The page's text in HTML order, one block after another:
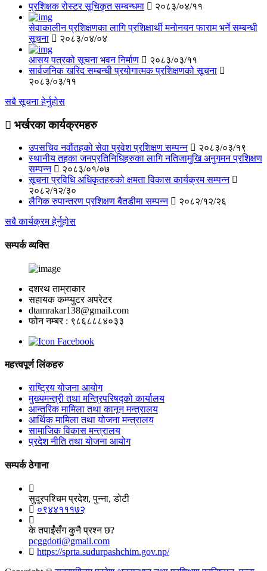
प्रशिक्षक रोस्टर सूचिकृत सम्बन्धमा २०८३/०४/११
सेवाकालीन प्रशिक्षणका लागि प्रशिक्षार्थी मनोनयन फाराम भर्ने सम्बन्धी
सूचना
२०८३/०४/०४
आसय पत्रको सूचना भवन निर्माण
२०८३/०३/११
सार्वजनिक खरिद सम्‍बन्‍धी प्रयोगात्‍मक प्रशिक्षणको सूचना
२०८३/०३/११
सबै सूचना हेर्नुहोस
भर्खरका कार्यक्रमहरु
उपसचिव नवौंतहको सेवा प्रवेश प्रशिक्षण सम्‍पन्‍न
२०८३/०३/१९
स्‍थानीय तहका जनप्रतिनिधिहरुका लागि नतिजामुखि अनुगमन प्रशिक्षण
सम्‍पन्‍न
२०८३/०१/०७
सूचना प्रविधि अधिकृतहरुको क्षमता विकास कार्यक्रम सम्‍पन्‍न
२०८२/१२/३०
लै‌गिक रुपान्‍तरण प्रशिक्षण बैतडीमा सम्‍पन्‍न
२०८२/१२/२६
सबै कार्यक्रम हेर्नुहोस
सम्पर्क व्यक्ति
दशरथ ताम्राकार
सहायक कम्प्युटर अपरेटर
dtamrakar138@gmail.com
फोन नम्बर : ९८६८८८४०३३
Facebook
महत्त्वपूर्ण लिंकहरु
राष्ट्रिय योजना आयोग
मुख्यमन्त्री तथा मन्त्रिपरिषद्को कार्यालय
आन्तरिक मामिला तथा कानून मन्त्रालय
आर्थिक मामिला तथा योजना मन्त्रालय
सामाजिक विकास मन्त्रालय
प्रदेश नीति तथा योजना आयोग
सम्पर्क ठेगाना
सुदूरपश्चिम प्रदेश, पुन्ना, डोटी
०९४४१११७२
के तपाईंसँग कुनै प्रश्न छ?
pcggdoti@gmail.com
https://sprta.sudurpashchim.gov.np/